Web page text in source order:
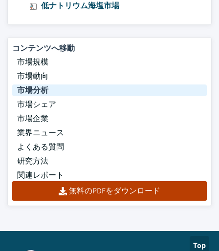
低ナトリウム海塩市場
コンテンツへ移動
市場規模
市場動向
市場分析
市場シェア
市場企業
業界ニュース
よくある質問
研究方法
関連レポート
無料のPDFをダウンロード
Top